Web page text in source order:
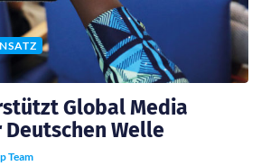
Global Media
Deutschen Welle
Team